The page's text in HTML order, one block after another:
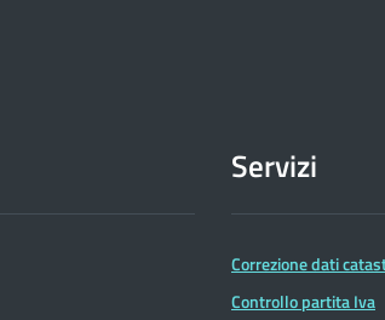
Servizi
Correzione dati
Controllo partita Iva